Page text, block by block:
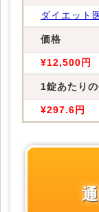
ダイエット
価格
¥12,500円
1錠あたり
¥297.6円